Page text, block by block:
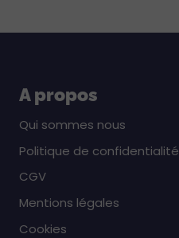
A propos
Qui sommes nous
Politique de confidentialité
CGV
Mentions légales
Cookies